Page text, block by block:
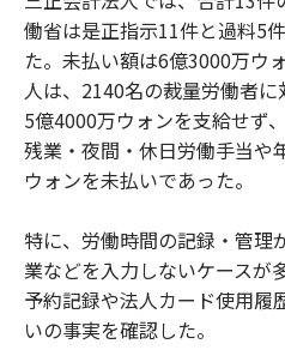
働省は是正指示11件と過料5
た。未払い額は6億3000万ウ
人は、2140名の裁量労働者
5億4000万ウォンを支給せず
残業・夜間・休日労働手当や
ウォンを未払いであった。
特に、労働時間の記録・管理
業などを入力しないケースが
予約記録や法人カード使用履
いの事実を確認した。